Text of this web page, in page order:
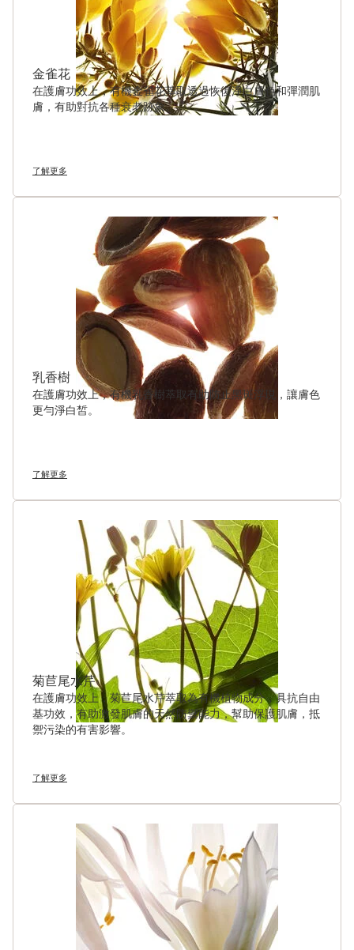
金雀花
在護膚功效上，有機金雀花萃取透過恢復淨白膚色和彈潤肌
膚，有助對抗各種衰老跡象。
了解更多
乳香樹
在護膚功效上，有機乳香樹萃取有助防止黑斑浮現，讓膚色
更勻淨白皙。
了解更多
菊苣尾水芹
在護膚功效上，菊苣尾水芹萃取為有機植物成分，具抗自由
基功效，有助激發肌膚的天然防禦能力，幫助保護肌膚，抵
禦污染的有害影響。
了解更多